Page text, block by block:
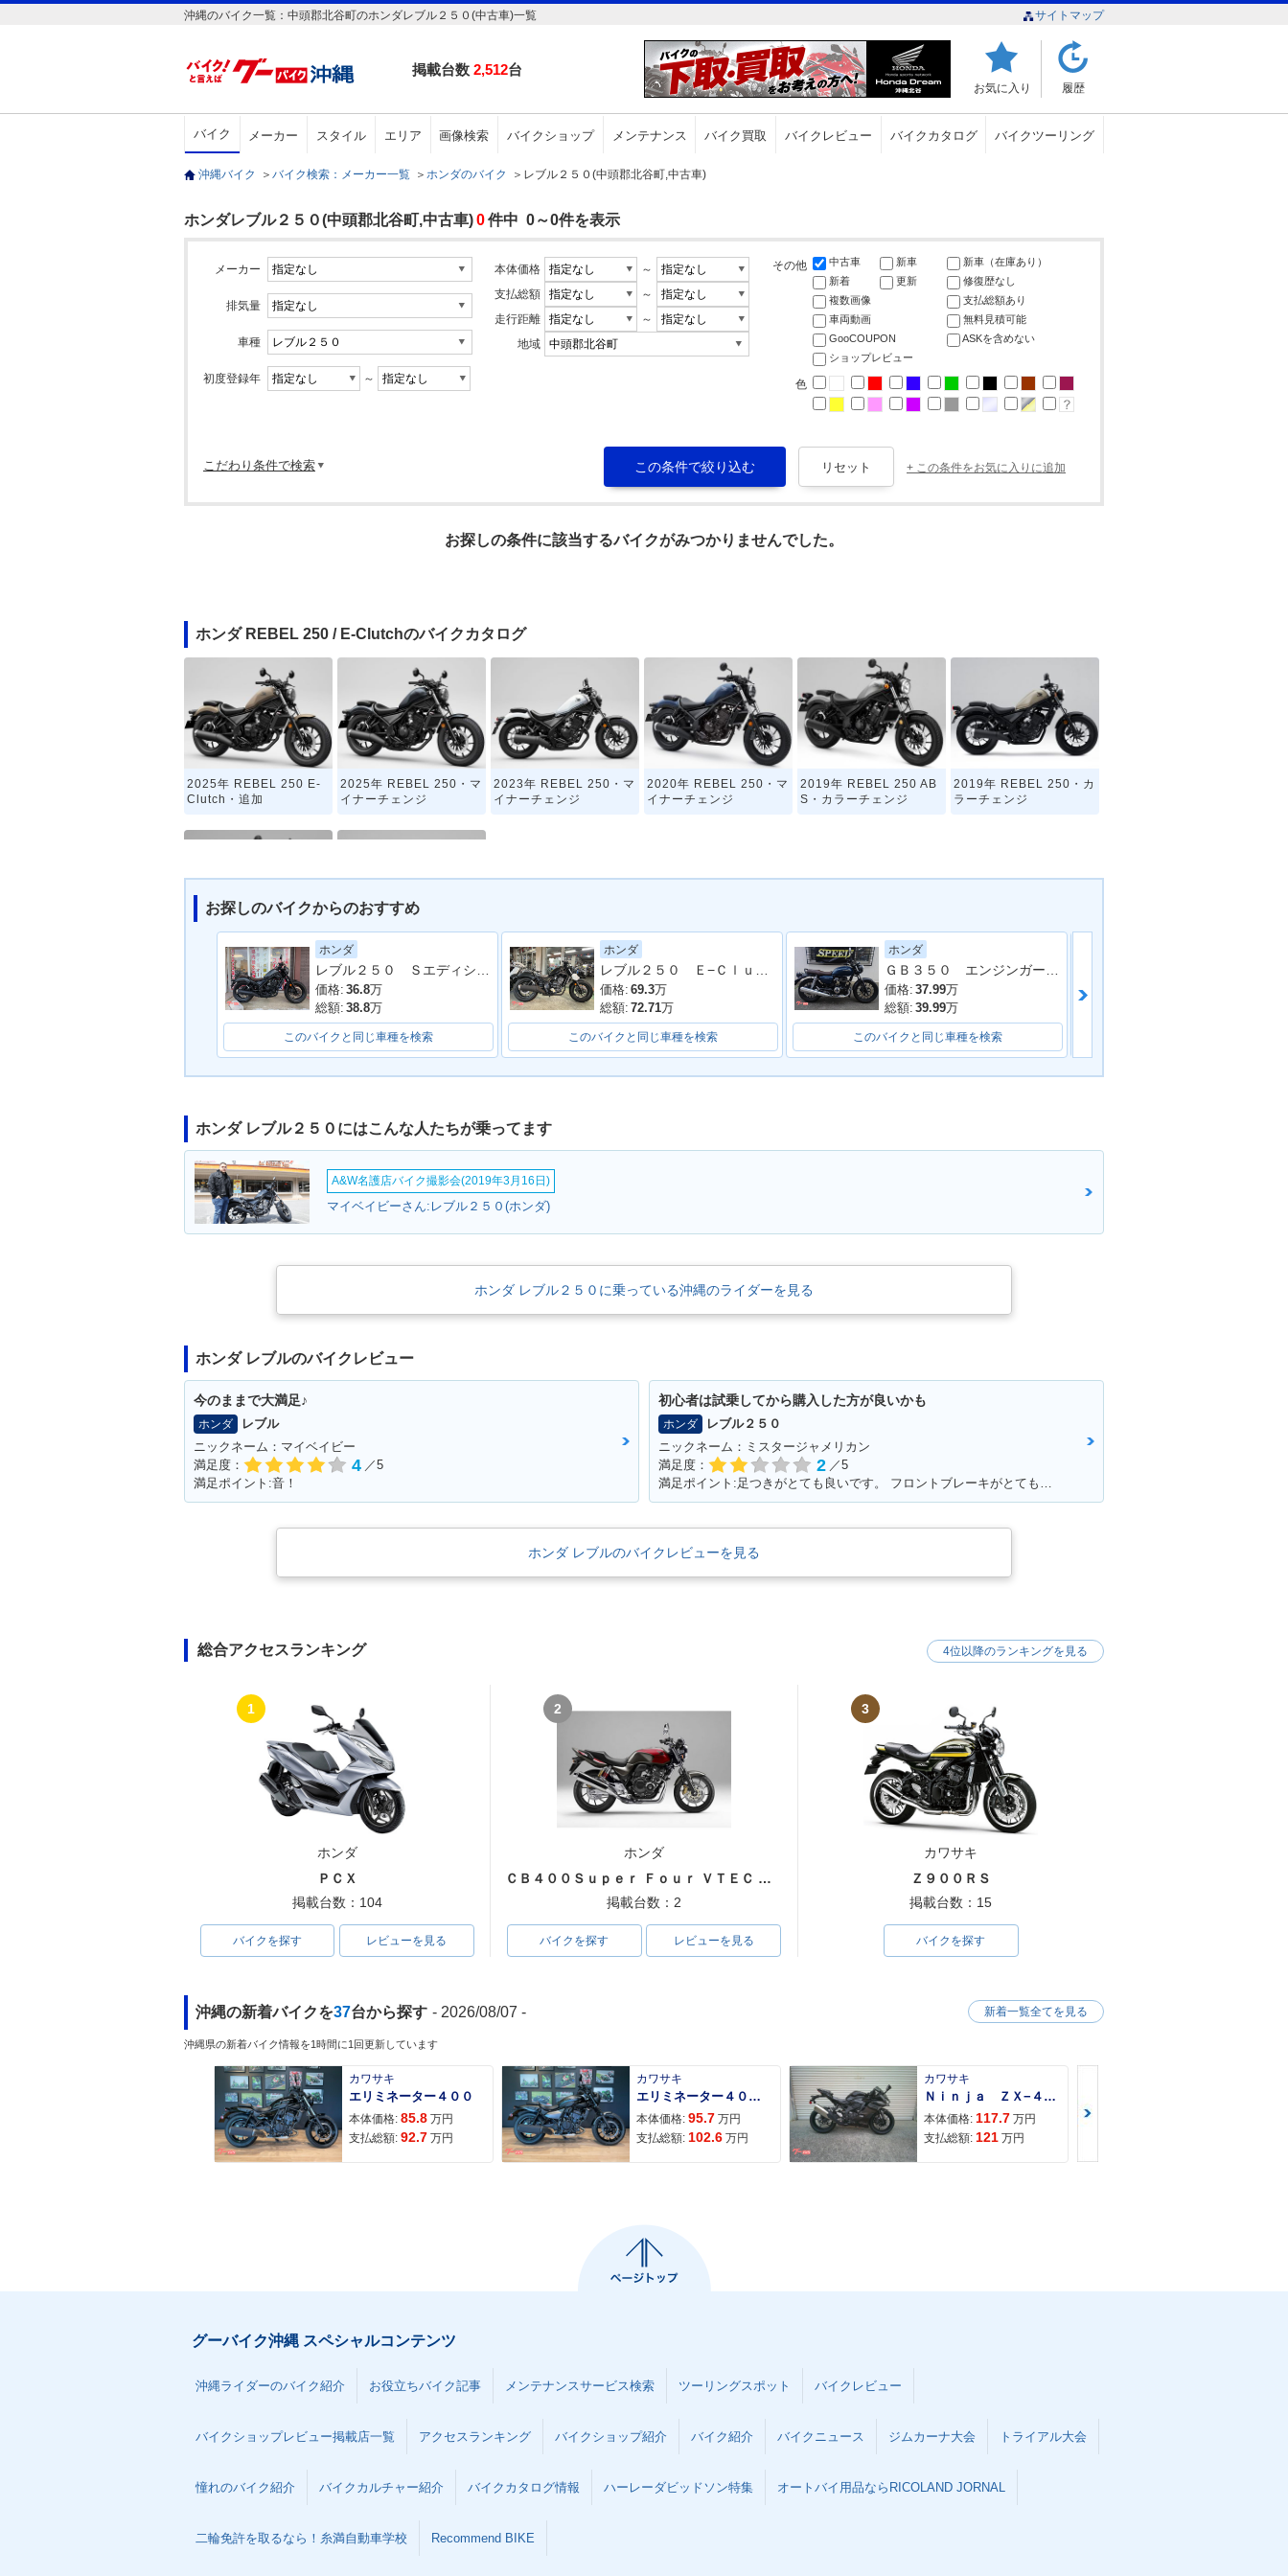
沖縄のバイク一覧：中頭郡北谷町のホンダレブル２５０(中古車)一覧 サイトマップ
掲載台数 2,512台
お気に入り 履歴
バイク メーカー スタイル エリア 画像検索 バイクショップ メンテナンス バイク買取 バイクレビュー バイクカタログ バイクツーリング
沖縄バイク ＞ バイク検索：メーカー一覧 ＞ ホンダのバイク ＞ レブル２５０(中頭郡北谷町,中古車)
ホンダレブル２５０(中頭郡北谷町,中古車)0件中 0～0件を表示
メーカー
排気量
車種
初度登録年 ～
本体価格
～
支払総額
～
走行距離
～
地域
その他 中古車 新車
新車（在庫あり）
新着
更新
修復歴なし
複数画像
支払総額あり
車両動画
無料見積可能
GooCOUPON
ASKを含めない
ショップレビュー
色
こだわり条件で検索 + この条件をお気に入りに追加
お探しの条件に該当するバイクがみつかりませんでした。
ホンダ REBEL 250 / E-Clutchのバイクカタログ
2025年 REBEL 250 E-
Clutch・追加
2025年 REBEL 250・マ
イナーチェンジ
2023年 REBEL 250・マ
イナーチェンジ
2020年 REBEL 250・マ
イナーチェンジ
2019年 REBEL 250 AB
S・カラーチェンジ
2019年 REBEL 250・カ
ラーチェンジ
2017年 REBEL 250 AB
S・新登場
2017年 REBEL 250・新
登場
お探しのバイクからのおすすめ
ホンダ
価格: 36.8万
総額: 38.8万
このバイクと同じ車種を検索
ホンダ
価格: 69.3万
総額: 72.71万
このバイクと同じ車種を検索
ホンダ
価格: 37.99万
総額: 39.99万
このバイクと同じ車種を検索
ホンダ レブル２５０にはこんな人たちが乗ってます
A&W名護店バイク撮影会(2019年3月16日)
マイベイビーさん:レブル２５０(ホンダ)
ホンダ レブル２５０に乗っている沖縄のライダーを見る
ホンダ レブルのバイクレビュー
今のままで大満足♪
ホンダ
レブル
ニックネーム：マイベイビー
満足度：
4 ／5
満足ポイント:音！
初心者は試乗してから購入した方が良いかも
ホンダ
レブル２５０
ニックネーム：ミスタージャメリカン
満足度：
2 ／5
満足ポイント:足つきがとても良いです。 フロントブレーキがとてもよく効くため安心感があります。 アメリカンタイプと言われるだけあって、巡航速度に乗ると安定性が比較的良いです。
ホンダ レブルのバイクレビューを見る
総合アクセスランキング
1
ホンダ
ＰＣＸ
掲載台数：104
バイクを探す レビューを見る
2
ホンダ
ＣＢ４００Ｓｕｐｅｒ Ｆｏｕｒ ＶＴＥＣ ＳＰＥＣ３
掲載台数：2
バイクを探す レビューを見る
3
カワサキ
Ｚ９００ＲＳ
掲載台数：15
バイクを探す
4位以降のランキングを見る
沖縄の新着バイクを37台から探す - 2026/08/07 -
沖縄県の新着バイク情報を1時間に1回更新しています
カワサキ
エリミネーター４００
本体価格: 85.8 万円
支払総額: 92.7 万円
カワサキ
エリミネーター４００ＳＥ
本体価格: 95.7 万円
支払総額: 102.6 万円
カワサキ
Ｎｉｎｊａ ＺＸ−４Ｒ ＳＥ
本体価格: 117.7 万円
支払総額: 121 万円
新着一覧全てを見る
グーバイク沖縄 スペシャルコンテンツ
沖縄ライダーのバイク紹介 お役立ちバイク記事 メンテナンスサービス検索 ツーリングスポット バイクレビュー
バイクショップレビュー掲載店一覧 アクセスランキング バイクショップ紹介 バイク紹介 バイクニュース ジムカーナ大会 トライアル大会
憧れのバイク紹介 バイクカルチャー紹介 バイクカタログ情報 ハーレーダビッドソン特集 オートバイ用品ならRICOLAND JORNAL
二輪免許を取るなら！糸満自動車学校 Recommend BIKE